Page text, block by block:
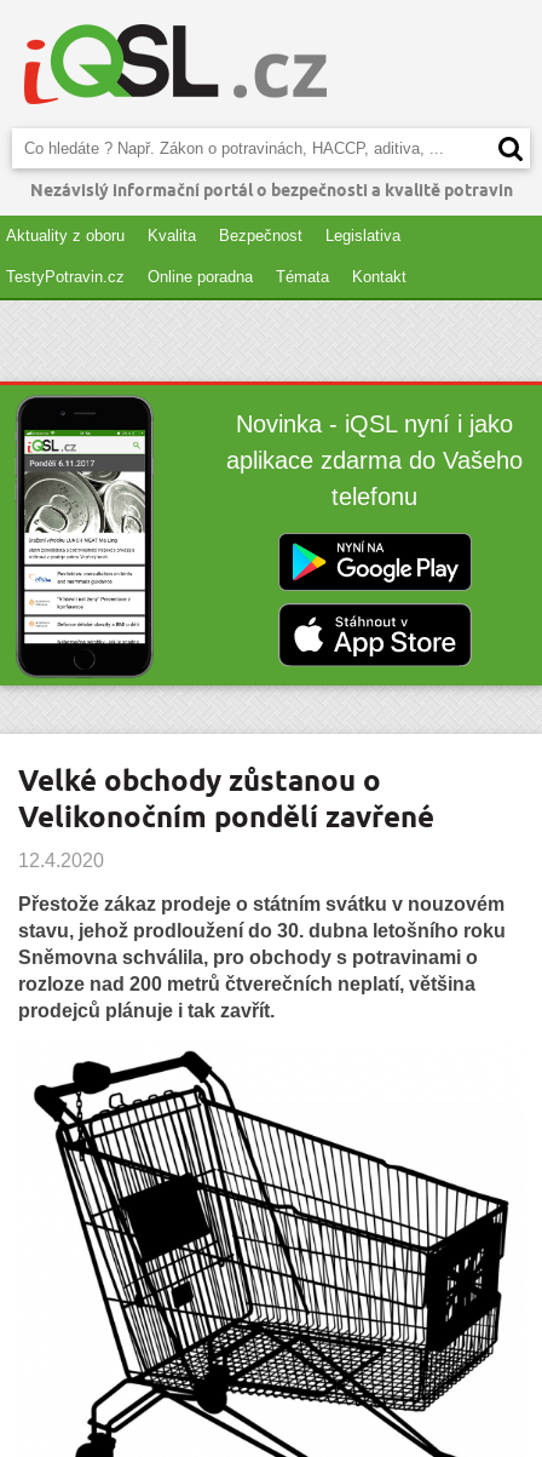
Nezávislý informační portál o bezpečnosti a kvalitě potravin
Aktuality z oboru Kvalita Bezpečnost Legislativa
TestyPotravin.cz Online poradna Témata Kontakt
Novinka - iQSL nyní i jako
aplikace zdarma do Vašeho
telefonu
Velké obchody zůstanou o
Velikonočním pondělí zavřené
12.4.2020
Přestože zákaz prodeje o státním svátku v nouzovém
stavu, jehož prodloužení do 30. dubna letošního roku
Sněmovna schválila, pro obchody s potravinami o
rozloze nad 200 metrů čtverečních neplatí, většina
prodejců plánuje i tak zavřít.